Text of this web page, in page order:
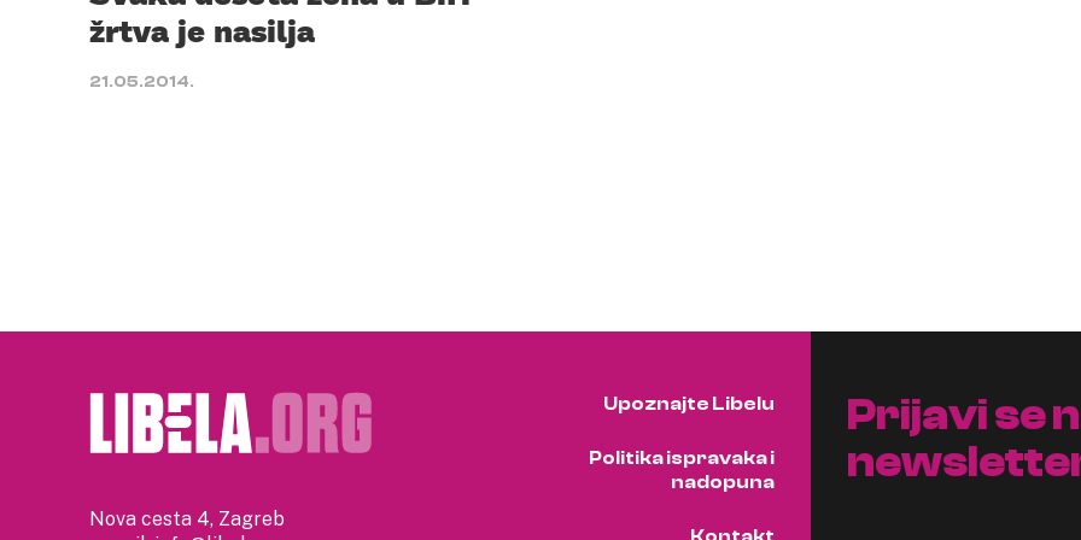
žrtva je nasilja
21.05.2014.
Nova cesta 4, Zagreb
Upoznajte Libelu
Politika ispravaka i
nadopuna
Prijavi se